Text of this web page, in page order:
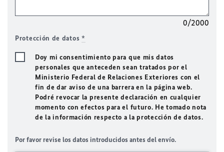
0/2000
Protección de datos *
Doy mi consentimiento para que mis datos
personales que anteceden sean tratados por el
Ministerio Federal de Relaciones Exteriores con el
fin de dar aviso de una barrera en la página web.
Podré revocar la presente declaración en cualquier
momento con efectos para el futuro. He tomado nota
de la información respecto a la protección de datos.
Por favor revise los datos introducidos antes del envío.